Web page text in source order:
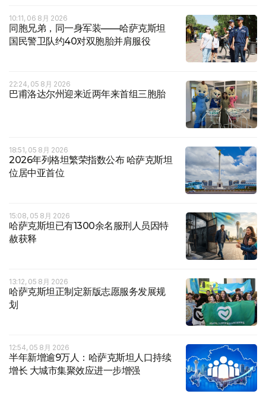
10:11, 06 8月 2026
同胞兄弟，同一身军装——哈萨克斯坦
国民警卫队约40对双胞胎并肩服役
22:24, 05 8月 2026
巴甫洛达尔州迎来近两年来首组三胞胎
18:51, 05 8月 2026
2026年列格坦繁荣指数公布 哈萨克斯坦
位居中亚首位
15:08, 05 8月 2026
哈萨克斯坦已有1300余名服刑人员因特
赦获释
13:12, 05 8月 2026
哈萨克斯坦正制定新版志愿服务发展规
划
12:54, 05 8月 2026
半年新增逾9万人：哈萨克斯坦人口持续
增长 大城市集聚效应进一步增强